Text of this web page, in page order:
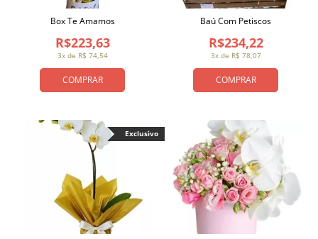
COMPRAR
3x de R$ 74,54
R$223,63
Box Te Amamos
COMPRAR
3x de R$ 78,07
R$234,22
Baú Com Petiscos
Exclusivo